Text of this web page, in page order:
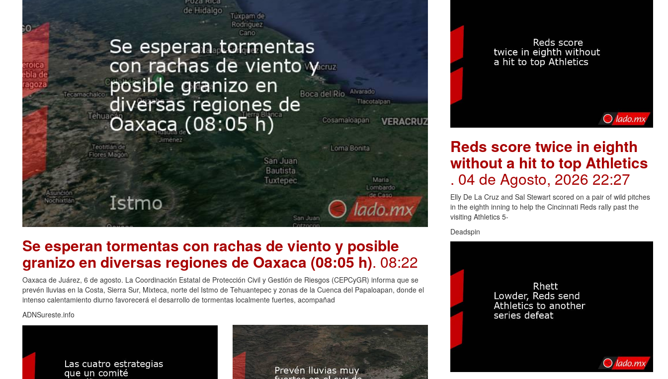
Se esperan tormentas con rachas de viento y posible
granizo en diversas regiones de Oaxaca (08:05 h). 08:22
Oaxaca de Juárez, 6 de agosto. La Coordinación Estatal de Protección Civil y Gestión de Riesgos (CEPCyGR) informa que se
prevén lluvias en la Costa, Sierra Sur, Mixteca, norte del Istmo de Tehuantepec y zonas de la Cuenca del Papaloapan, donde el
intenso calentamiento diurno favorecerá el desarrollo de tormentas localmente fuertes, acompañad
ADNSureste.info
Reds score twice in eighth
without a hit to top Athletics
. 04 de Agosto, 2026 22:27
Elly De La Cruz and Sal Stewart scored on a pair of wild pitches
in the eighth inning to help the Cincinnati Reds rally past the
visiting Athletics 5-
Deadspin